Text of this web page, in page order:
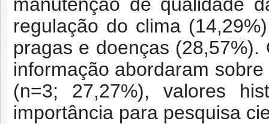
regulação do clima
pragas e doenças
informação abordaram
(n=3; 27,27%), valores
importância para pesquisa